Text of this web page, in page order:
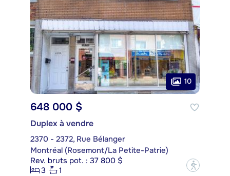
10
648 000 $
Duplex à vendre
2370 - 2372, Rue Bélanger
Montréal (Rosemont/La Petite-Patrie)
Rev. bruts pot. : 37 800 $
3
1 ?